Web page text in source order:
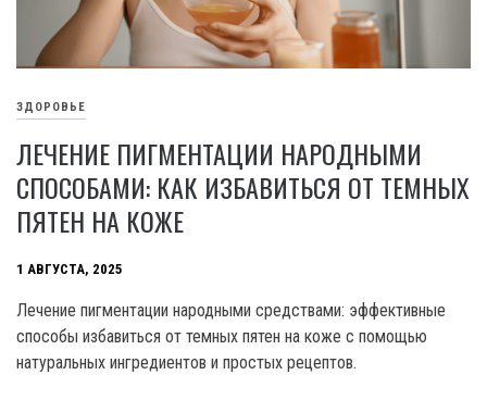
ЗДОРОВЬЕ
ЛЕЧЕНИЕ ПИГМЕНТАЦИИ НАРОДНЫМИ
СПОСОБАМИ: КАК ИЗБАВИТЬСЯ ОТ ТЕМНЫХ
ПЯТЕН НА КОЖЕ
1 АВГУСТА, 2025
Лечение пигментации народными средствами: эффективные
способы избавиться от темных пятен на коже с помощью
натуральных ингредиентов и простых рецептов.